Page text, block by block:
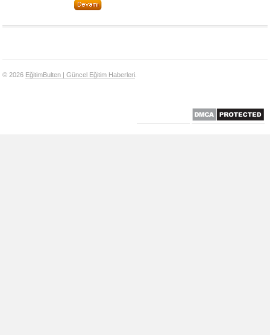
© 2026 EğitimBulten | Güncel Eğitim Haberleri